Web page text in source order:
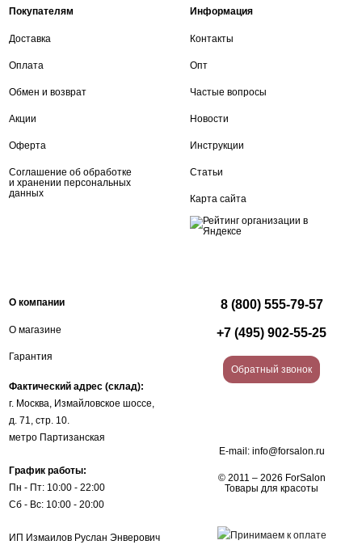
Покупателям
Доставка
Оплата
Обмен и возврат
Акции
Оферта
Соглашение об обработке
и хранении персональных
данных
Информация
Контакты
Опт
Частые вопросы
Новости
Инструкции
Статьи
Карта сайта
О компании
О магазине
Гарантия
Фактический адрес (склад):
г. Москва, Измайловское шоссе,
д. 71, стр. 10.
метро Партизанская
График работы:
Пн - Пт: 10:00 - 22:00
Сб - Вс: 10:00 - 20:00
ИП Измаилов Руслан Энверович
8 (800) 555-79-57
+7 (495) 902-55-25
Обратный звонок
E-mail: info@forsalon.ru
© 2011 – 2026 ForSalon
Товары для красоты